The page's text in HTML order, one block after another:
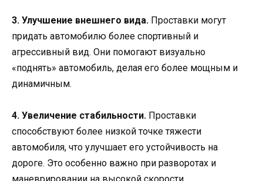
3. Улучшение внешнего вида. Проставки могут
придать автомобилю более спортивный и
агрессивный вид. Они помогают визуально
«поднять» автомобиль, делая его более мощным и
динамичным.
4. Увеличение стабильности. Проставки
способствуют более низкой точке тяжести
автомобиля, что улучшает его устойчивость на
дороге. Это особенно важно при разворотах и